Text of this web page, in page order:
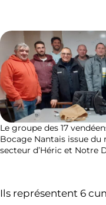
Le groupe des 17
Bocage Nantais issue
secteur d’Héric et Notre
Ils représentent 6